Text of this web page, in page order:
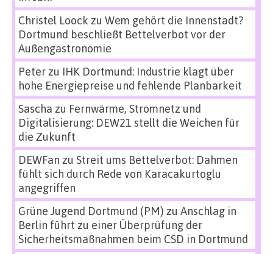
Christel Loock zu Wem gehört die Innenstadt?
Dortmund beschließt Bettelverbot vor der
Außengastronomie
Peterzu IHK Dortmund: Industrie klagt über
hohe Energiepreise und fehlende Planbarkeit
Sascha zu Fernwärme, Stromnetz und
Digitalisierung: DEW21 stellt die Weichen für
die Zukunft
DEWFan zu Streit ums Bettelverbot: Dahmen
fühlt sich durch Rede von Karacakurtoglu
angegriffen
Grüne Jugend Dortmund (PM) zu Anschlag in
Berlin führt zu einer Überprüfung der
Sicherheitsmaßnahmen beim CSD in Dortmund